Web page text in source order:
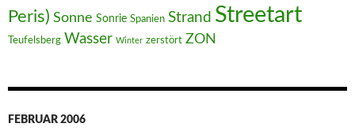
Peris) Sonne Sonrie Spanien Strand Streetart
Teufelsberg Wasser Winter zerstört ZON
FEBRUAR 2006